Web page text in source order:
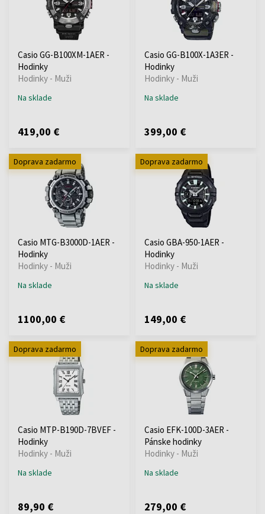
Casio GG-B100XM-1AER -
Hodinky
Hodinky - Muži
Na sklade
419,00 €
Casio GG-B100X-1A3ER -
Hodinky
Hodinky - Muži
Na sklade
399,00 €
Doprava zadarmo
Casio MTG-B3000D-1AER -
Hodinky
Hodinky - Muži
Na sklade
1100,00 €
Doprava zadarmo
Casio GBA-950-1AER -
Hodinky
Hodinky - Muži
Na sklade
149,00 €
Doprava zadarmo
Casio MTP-B190D-7BVEF -
Hodinky
Hodinky - Muži
Na sklade
89,90 €
Doprava zadarmo
Casio EFK-100D-3AER -
Pánske hodinky
Hodinky - Muži
Na sklade
279,00 €